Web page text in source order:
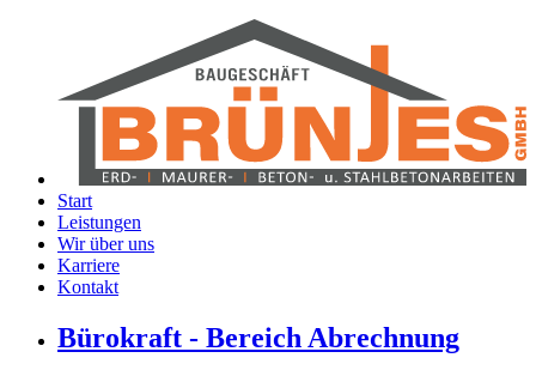
Start
Leistungen
Wir über uns
Karriere
Kontakt
Bürokraft - Bereich Abrechnung